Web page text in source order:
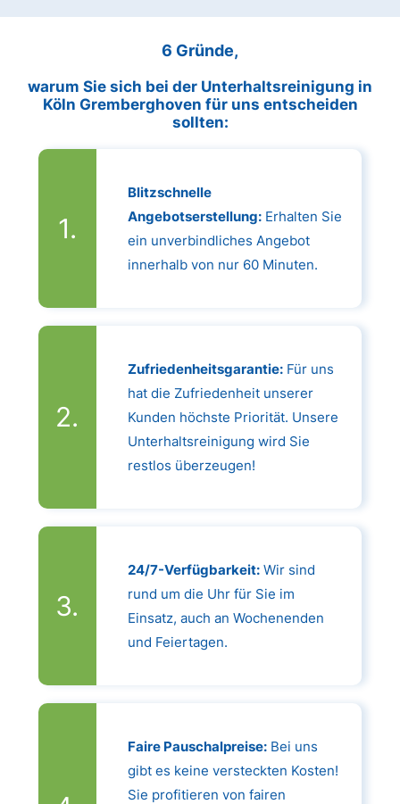
6 Gründe,
warum Sie sich bei der Unterhaltsreinigung in
Köln Gremberghoven für uns entscheiden
sollten:
Blitzschnelle
Angebotserstellung:Erhalten Sie
ein unverbindliches Angebot
innerhalb von nur 60 Minuten.
Zufriedenheitsgarantie:Für uns
hat die Zufriedenheit unserer
Kunden höchste Priorität. Unsere
Unterhaltsreinigung wird Sie
restlos überzeugen!
24/7-Verfügbarkeit:Wir sind
rund um die Uhr für Sie im
Einsatz, auch an Wochenenden
und Feiertagen.
Faire Pauschalpreise:Bei uns
gibt es keine versteckten Kosten!
Sie profitieren von fairen